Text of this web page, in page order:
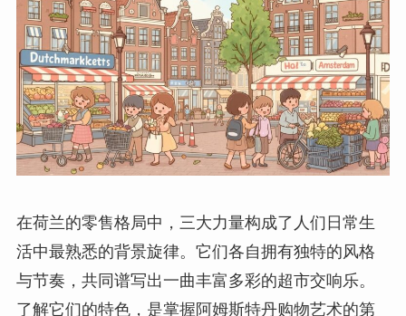
在荷兰的零售格局中，三大力量构成了人们日常生
活中最熟悉的背景旋律。它们各自拥有独特的风格
与节奏，共同谱写出一曲丰富多彩的超市交响乐。
了解它们的特色，是掌握阿姆斯特丹购物艺术的第